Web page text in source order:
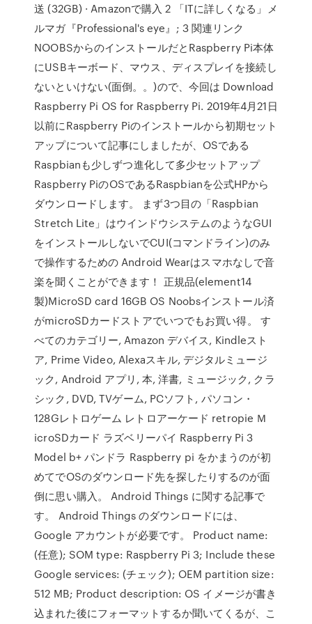
送 (32GB) · Amazonで購入 2 「ITに詳しくなる」メ
ルマガ『Professional's eye』; 3 関連リンク
NOOBSからのインストールだとRaspberry Pi本体
にUSBキーボード、マウス、ディスプレイを接続し
ないといけない(面倒。。)ので、今回は Download
Raspberry Pi OS for Raspberry Pi. 2019年4月21日
以前にRaspberry Piのインストールから初期セット
アップについて記事にしましたが、OSである
Raspbianも少しずつ進化して多少セットアップ
Raspberry PiのOSであるRaspbianを公式HPから
ダウンロードします。 まず3つ目の「Raspbian
Stretch Lite」はウインドウシステムのようなGUI
をインストールしないでCUI(コマンドライン)のみ
で操作するための Android Wearはスマホなしで音
楽を聞くことができます！ 正規品(element14
製)MicroSD card 16GB OS Noobsインストール済
がmicroSDカードストアでいつでもお買い得。 す
べてのカテゴリー, Amazon デバイス, Kindleスト
ア, Prime Video, Alexaスキル, デジタルミュージ
ック, Android アプリ, 本, 洋書, ミュージック, クラ
シック, DVD, TVゲーム, PCソフト, パソコン・
128Gレトロゲーム レトロアーケード retropie Ｍ
icroSDカード ラズベリーパイ Raspberry Pi 3
Model b+ パンドラ Raspberry pi をかまうのが初
めてでOSのダウンロード先を探したりするのが面
倒に思い購入。 Android Things に関する記事で
す。 Android Things のダウンロードには、
Google アカウントが必要です。 Product name:
(任意); SOM type: Raspberry Pi 3; Include these
Google services: (チェック); OEM partition size:
512 MB; Product description: OS イメージが書き
込まれた後にフォーマットするか聞いてくるが、こ